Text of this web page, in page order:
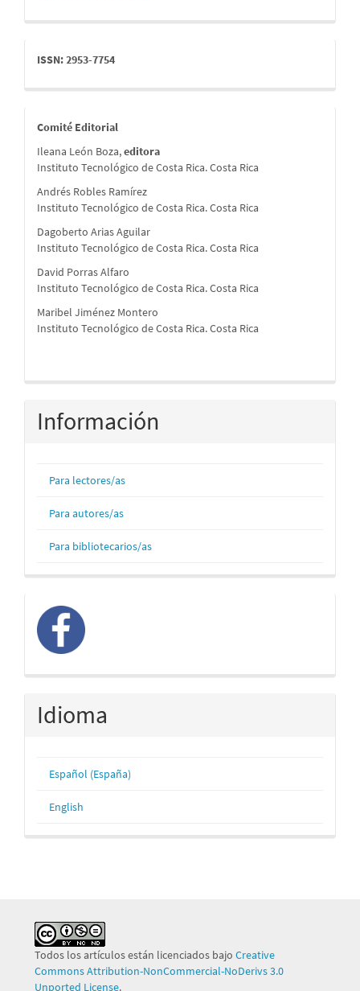
issn
ISSN: 2953-7754
comite
Comité Editorial
Ileana León Boza,editora
Instituto Tecnológico de Costa Rica. Costa Rica
Andrés Robles Ramírez
Instituto Tecnológico de Costa Rica. Costa Rica
Dagoberto Arias Aguilar
Instituto Tecnológico de Costa Rica. Costa Rica
David Porras Alfaro
Instituto Tecnológico de Costa Rica. Costa Rica
Maribel Jiménez Montero
Instituto Tecnológico de Costa Rica. Costa Rica
Información
Para lectores/as
Para autores/as
Para bibliotecarios/as
facebook
Idioma
Español (España)
English
Todos los artículos están licenciados bajo Creative
Commons Attribution-NonCommercial-NoDerivs 3.0
Unported License.